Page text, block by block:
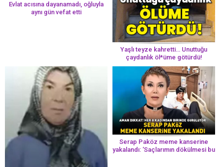
Evlat acısına dayanamadı, oğluyla
aynı gün vefat etti
Yaşlı teyze kahretti… Unuttuğu
çaydanlık öl*üme götürdü!
Serap Paköz meme kanserine
yakalandı: ‘Saçlarımın dökülmesi bu